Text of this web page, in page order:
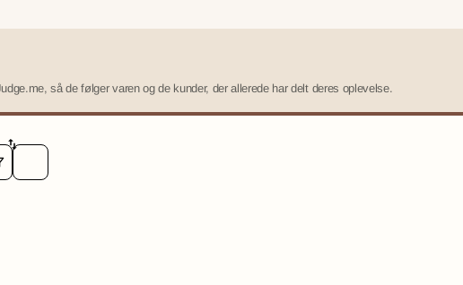
så de følger varen og de kunder, der allerede har delt deres oplevelse.
SORT REVIEWS BY